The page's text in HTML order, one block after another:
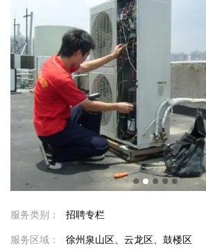
服务类别：
招聘专栏
服务区域：
徐州泉山区、云龙区、鼓楼区